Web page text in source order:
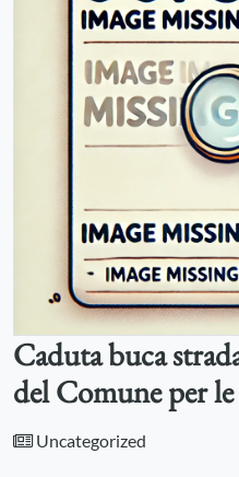
Caduta buca
del Comune per
Uncategorized